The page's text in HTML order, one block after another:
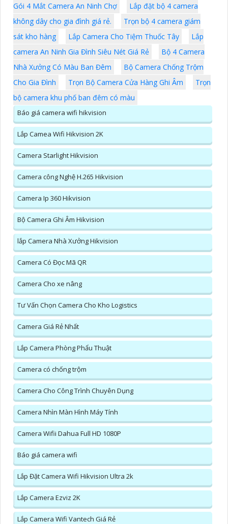
Gói 4 Mắt Camera An Ninh Chợ
Lắp đặt bộ 4 camera
không dây cho gia đình giá rẻ.
Trọn bộ 4 camera giám
sát kho hàng
Lắp Camera Cho Tiệm Thuốc Tây
Lắp
camera An Ninh Gia Đình Siêu Nét Giá Rẻ
Bộ 4 Camera
Nhà Xưởng Có Màu Ban Đêm
Bộ Camera Chống Trộm
Cho Gia Đình
Trọn Bộ Camera Cửa Hàng Ghi Âm
Trọn
bộ camera khu phố ban đêm có màu
Báo giá camera wifi hikvision
Lắp Camea Wifi Hikvision 2K
Camera Starlight Hikvision
Camera công Nghệ H.265 Hikvision
Camera Ip 360 Hikvision
Bộ Camera Ghi Âm Hikvision
lắp Camera Nhà Xưởng Hikvision
Camera Có Đọc Mã QR
Camera Cho xe nâng
Tư Vấn Chọn Camera Cho Kho Logistics
Camera Giá Rẻ Nhất
Lắp Camera Phòng Phẩu Thuật
Camera có chống trộm
Camera Cho Công Trình Chuyên Dụng
Camera Nhìn Màn Hình Máy Tính
Camera Wifii Dahua Full HD 1080P
Báo giá camera wifi
Lắp Đặt Camera Wifi Hikvision Ultra 2k
Lắp Camera Ezviz 2K
Lắp Camera Wifi Vantech Giá Rẻ